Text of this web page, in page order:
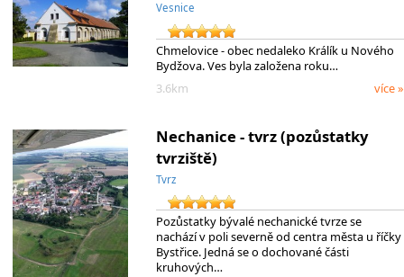
Vesnice
Chmelovice - obec nedaleko Králík u Nového
Bydžova. Ves byla založena roku…
3.6km
více »
Nechanice - tvrz (pozůstatky
tvrziště)
Tvrz
Pozůstatky bývalé nechanické tvrze se
nachází v poli severně od centra města u říčky
Bystřice. Jedná se o dochované části
kruhových…